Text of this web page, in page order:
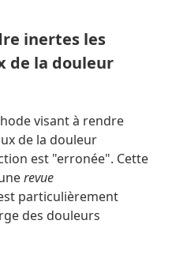
inertes les
de la douleur
visant à rendre
de la douleur
est "erronée". Cette
revue
particulièrement
des douleurs